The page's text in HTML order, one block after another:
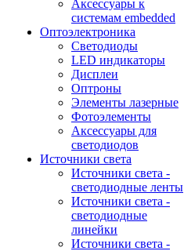
Аксессуары к
системам embedded
Oптоэлектроника
Светодиоды
LED индикаторы
Дисплеи
Оптроны
Элементы лазерные
Фотоэлементы
Аксессуары для
светодиодов
Источники света
Источники света -
светодиодные ленты
Источники света -
светодиодные
линейки
Источники света -